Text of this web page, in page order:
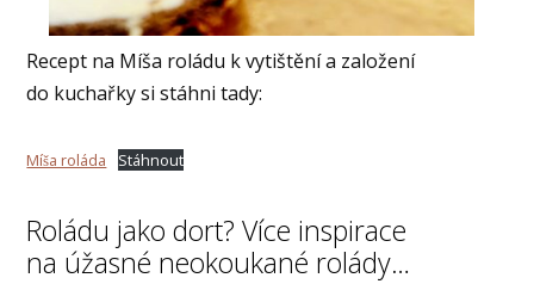
Recept na Míša roládu k vytištění a založení
do kuchařky si stáhni tady:
Míša roláda Stáhnout
Roládu jako dort? Více inspirace
na úžasné neokoukané rolády…